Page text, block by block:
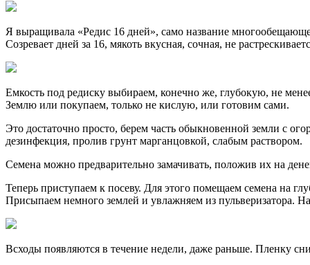
Я выращивала «Редис 16 дней», само название
Созревает дней за 16, мякоть вкусная, сочная, не
Емкость под редиску выбираем, конечно же, глубокую, не
Землю или покупаем, только не кислую, или готовим сами.
Это достаточно просто, берем часть обыкновенной земли с
дезинфекция, пролив грунт марганцовкой, слабым раствором.
Семена можно предварительно замачивать, положив их на
Теперь приступаем к посеву. Для этого помещаем семена на
Присыпаем немного землей и увлажняем из пульверизатора.
Всходы появляются в течение недели, даже раньше. Пленку